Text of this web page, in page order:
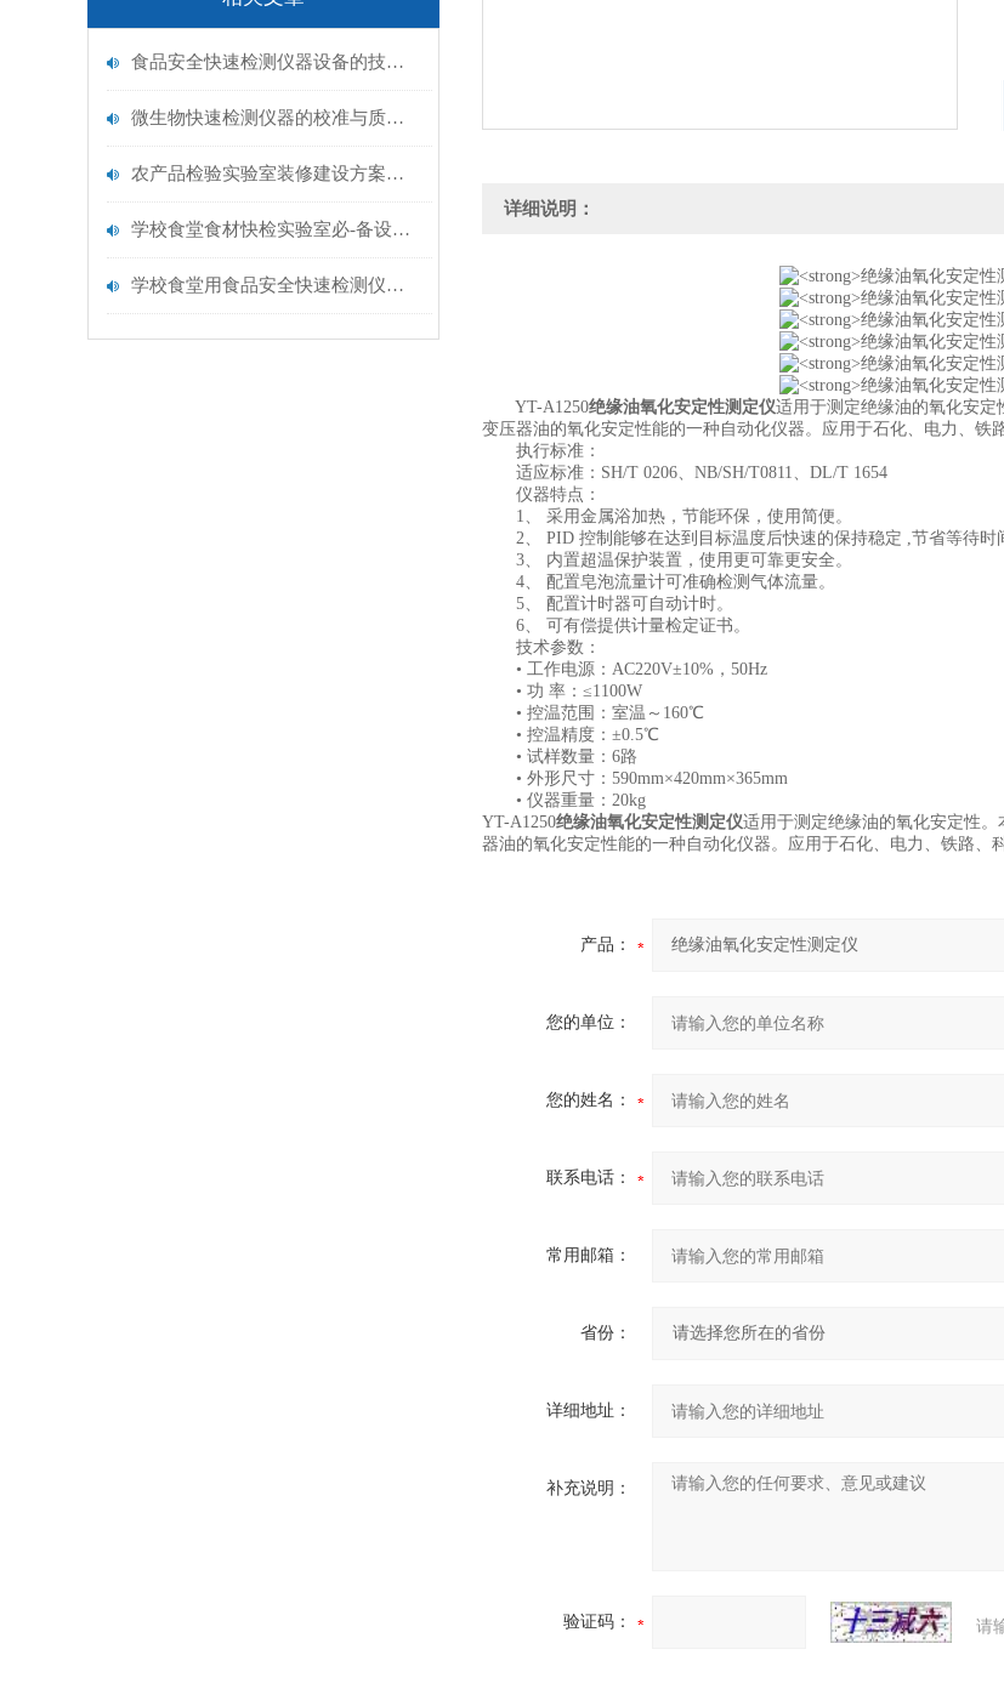
食品安全快速检测仪器设备的技术演进与应用场景
微生物快速检测仪器的校准与质控：保证结果准确性的黄金法则
农产品检验实验室装修建设方案仪器配置清单@云唐仪器
学校食堂食材快检实验室必-备设备清单【云唐仪器推荐】
学校食堂用食品安全快速检测仪器【行业推荐】云唐食品安全检测仪
详细说明：
YT-A1250绝缘油氧化安定性测定仪适用于测定绝缘油的氧化安
变压器油的氧化安定性能的一种自动化仪器。应用于石化、电力、铁
执行标准：
适应标准：SH/T 0206、NB/SH/T0811、DL/T 1654
仪器特点：
1、 采用金属浴加热，节能环保，使用简便。
2、 PID 控制能够在达到目标温度后快速的保持稳定 ,节省等待时
3、 内置超温保护装置，使用更可靠更安全。
4、 配置皂泡流量计可准确检测气体流量。
5、 配置计时器可自动计时。
6、 可有偿提供计量检定证书。
技术参数：
• 工作电源：AC220V±10%，50Hz
• 功 率：≤1100W
• 控温范围：室温～160℃
• 控温精度：±0.5℃
• 试样数量：6路
• 外形尺寸：590mm×420mm×365mm
• 仪器重量：20kg
YT-A1250绝缘油氧化安定性测定仪适用于测定绝缘油的氧化安定性
器油的氧化安定性能的一种自动化仪器。应用于石化、电力、铁路、
产品：
您的单位：
您的姓名：
联系电话：
常用邮箱：
省份：
详细地址：
补充说明：
验证码： 请